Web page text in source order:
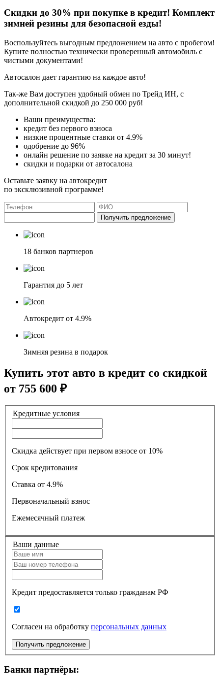
Скидки до 30% при покупке в кредит! Комплект
зимней резины для безопасной езды!
Воспользуйтесь выгодным предложением на авто с пробегом!
Купите полностью технически проверенный автомобиль с
чистыми документами!
Автосалон дает гарантию на каждое авто!
Так-же Вам доступен удобный обмен по Трейд ИН, с
дополнительной скидкой до 250 000 руб!
Ваши преимущества:
кредит без первого взноса
низкие процентные ставки от 4.9%
одобрение до 96%
онлайн решение по заявке на кредит за 30 минут!
скидки и подарки от автосалона
Оставьте заявку на автокредит
по эксклюзивной программе!
Получить предложение
18 банков партнеров
Гарантия до 5 лет
Автокредит от 4.9%
Зимняя резина в подарок
Купить этот авто в кредит со скидкой
от 755 600 ₽
Кредитные условия
Скидка действует при первом взносе от 10%
Срок кредитования
Ставка
от 4.9%
Первоначальный взнос
Ежемесячный платеж
Ваши данные
Кредит предоставляется только гражданам РФ
Согласен на обработку персональных данных
Получить предложение
Банки партнёры: